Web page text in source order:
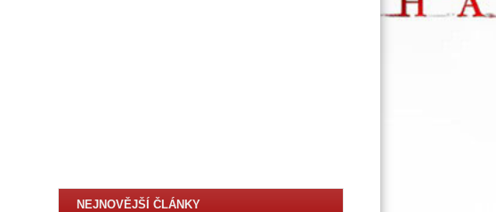
NEJNOVĚJŠÍ ČLÁNKY